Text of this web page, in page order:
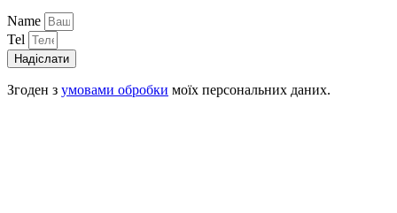
Name
Tel
Надіслати
Згоден з умовами обробки моїх персональних даних.